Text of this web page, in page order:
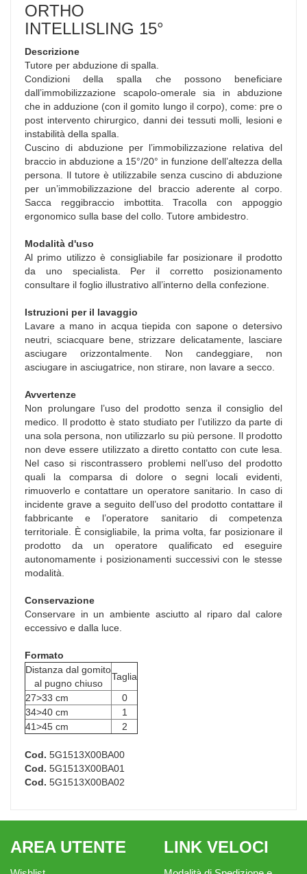
ORTHO
INTELLISLING 15°
Descrizione
Tutore per abduzione di spalla.
Condizioni della spalla che possono beneficiare
dall’immobilizzazione scapolo-omerale sia in abduzione
che in adduzione (con il gomito lungo il corpo), come: pre o
post intervento chirurgico, danni dei tessuti molli, lesioni e
instabilità della spalla.
Cuscino di abduzione per l’immobilizzazione relativa del
braccio in abduzione a 15°/20° in funzione dell’altezza della
persona. Il tutore è utilizzabile senza cuscino di abduzione
per un’immobilizzazione del braccio aderente al corpo.
Sacca reggibraccio imbottita. Tracolla con appoggio
ergonomico sulla base del collo. Tutore ambidestro.
Modalità d'uso
Al primo utilizzo è consigliabile far posizionare il prodotto
da uno specialista. Per il corretto posizionamento
consultare il foglio illustrativo all’interno della confezione.
Istruzioni per il lavaggio
Lavare a mano in acqua tiepida con sapone o detersivo
neutri, sciacquare bene, strizzare delicatamente, lasciare
asciugare orizzontalmente. Non candeggiare, non
asciugare in asciugatrice, non stirare, non lavare a secco.
Avvertenze
Non prolungare l’uso del prodotto senza il consiglio del
medico. Il prodotto è stato studiato per l’utilizzo da parte di
una sola persona, non utilizzarlo su più persone. Il prodotto
non deve essere utilizzato a diretto contatto con cute lesa.
Nel caso si riscontrassero problemi nell’uso del prodotto
quali la comparsa di dolore o segni locali evidenti,
rimuoverlo e contattare un operatore sanitario. In caso di
incidente grave a seguito dell’uso del prodotto contattare il
fabbricante e l’operatore sanitario di competenza
territoriale. È consigliabile, la prima volta, far posizionare il
prodotto da un operatore qualificato ed eseguire
autonomamente i posizionamenti successivi con le stesse
modalità.
Conservazione
Conservare in un ambiente asciutto al riparo dal calore
eccessivo e dalla luce.
Formato
Distanza dal gomito
al pugno chiuso
Taglia
27>33 cm
0
34>40 cm
1
41>45 cm
2
Cod. 5G1513X00BA00
Cod. 5G1513X00BA01
Cod. 5G1513X00BA02
AREA UTENTE LINK VELOCI